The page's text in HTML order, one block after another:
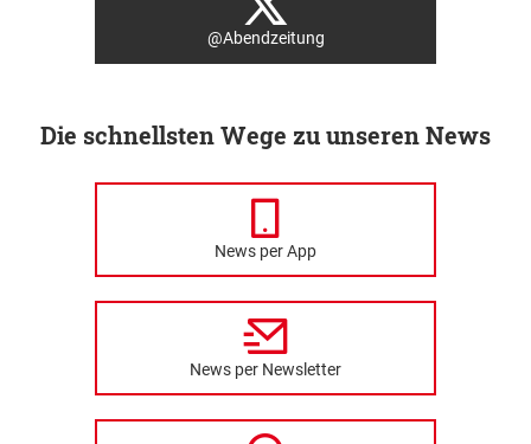
@Abendzeitung
Die schnellsten Wege zu unseren News
News per App
News per Newsletter